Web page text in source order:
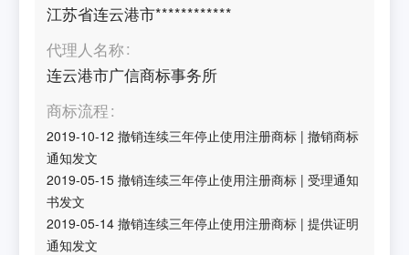
江苏省连云港市************
代理人名称
连云港市广信商标事务所
商标流程
2019-10-12 撤销连续三年停止使用注册商标 |撤销商标
通知发文
2019-05-15 撤销连续三年停止使用注册商标 |受理通知
书发文
2019-05-14 撤销连续三年停止使用注册商标 |提供证明
通知发文